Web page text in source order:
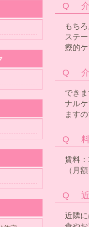
Q 介
もち
ステ
療的
Q 介
でき
ナル
ます
Q 料
賃料
（月
Q 近
近隣